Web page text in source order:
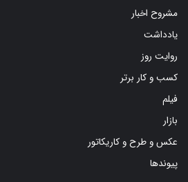
مشروح اخبار
یادداشت
روایت روز
کسب و کار برتر
فیلم
بازار
عکس و طرح و کاریکاتور
پیوندها